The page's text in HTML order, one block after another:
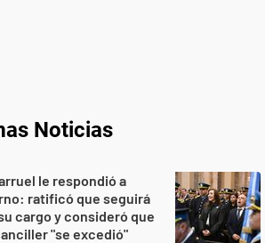
Noticias
le respondió a
ratificó que seguirá
cargo y consideró que
"se excedió"